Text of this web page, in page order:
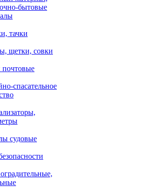
бытовые
тачки
щетки, совки
спасательное
судовые